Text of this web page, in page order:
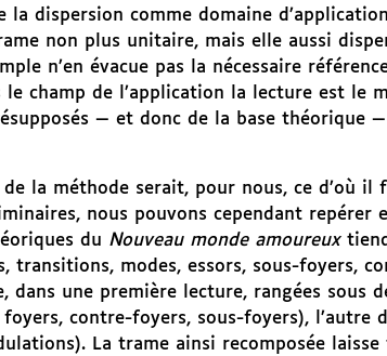
dispersion comme domaine
non plus unitaire, mais elle aussi
n’en évacue pas la nécessaire
champ de l’application la lecture est le
— et donc de la base théorique
la méthode serait, pour nous, ce d’où il
nous pouvons cependant repérer
du Nouveau monde amoureux
transitions, modes, essors, sous-foyers,
une première lecture, rangées sous
contre-foyers, sous-foyers), l’autre
La trame ainsi recomposée